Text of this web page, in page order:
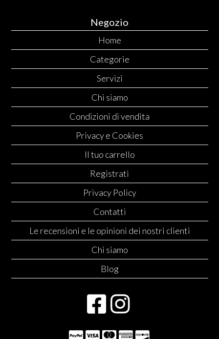
Negozio
Home
Categorie
Servizi
Chi siamo
Condizioni di vendita
Privacy e Cookies
Il tuo carrello
Registrati
Privacy Policy
Contatti
Le recensioni e le opinioni dei nostri clienti
Chi siamo
Blog